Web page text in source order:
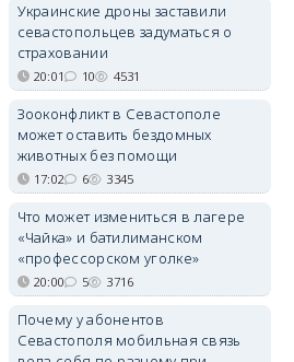
Балаклава
В Севастополе утвердили
проект застройки центра
Балаклавы
Там появится туристический
квартал с отелями и
парковками.
05/08/2026 08:01 5501
Украинские дроны заставили
севастопольцев задуматься о
страховании
20:01 10 4531
Зооконфликт в Севастополе
может оставить бездомных
животных без помощи
17:02 6 3345
Что может измениться в лагере
«Чайка» и батилиманском
«профессорском уголке»
20:00 5 3716
Почему у абонентов
Севастополя мобильная связь